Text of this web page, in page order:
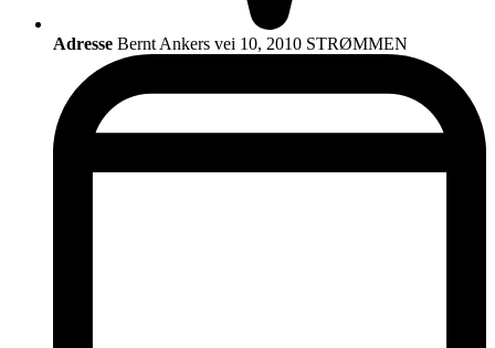
Adresse Bernt Ankers vei 10, 2010 STRØMMEN